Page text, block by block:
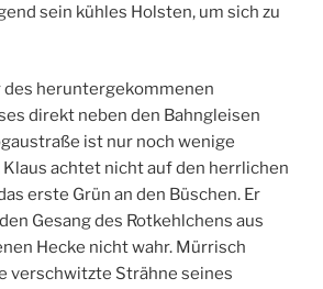
sein kühles Holsten, um sich zu
des heruntergekommenen
direkt neben den Bahngleisen
ist nur noch wenige
achtet nicht auf den herrlichen
erste Grün an den Büschen. Er
Gesang des Rotkehlchens aus
Hecke nicht wahr. Mürrisch
verschwitzte Strähne seines